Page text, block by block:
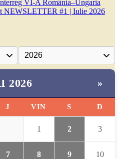
VI-A România–Ungaria
NEWSLETTER #1 | Iulie 2026
2026 »
J VIN S D
1 2 3
7 8 9 10